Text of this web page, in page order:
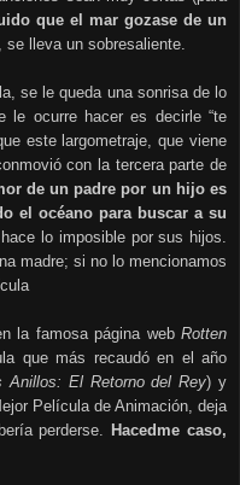
que el mar gozase de un
se lleva un sobresaliente.
se le queda una sonrisa de lo
ocurre hacer es decirle “te
este largometraje, que viene
con la tercera parte de
de un padre por un hijo es
el océano para buscar a su
lo imposible por sus hijos.
madre; si no lo mencionamos
la famosa página web Rotten
que más recaudó en el año
Anillos: El Retorno del Rey) y
Película de Animación, deja
perderse. Hacedme caso,